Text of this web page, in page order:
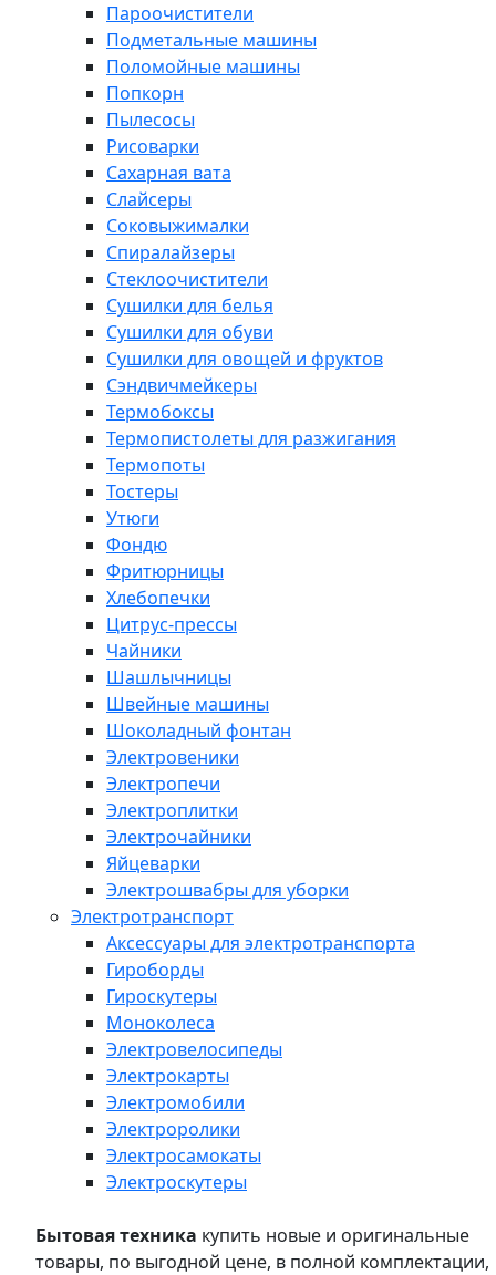
Пароочистители
Подметальные машины
Поломойные машины
Попкорн
Пылесосы
Рисоварки
Сахарная вата
Слайсеры
Соковыжималки
Спиралайзеры
Стеклоочистители
Сушилки для белья
Сушилки для обуви
Сушилки для овощей и фруктов
Сэндвичмейкеры
Термобоксы
Термопистолеты для разжигания
Термопоты
Тостеры
Утюги
Фондю
Фритюрницы
Хлебопечки
Цитрус-прессы
Чайники
Шашлычницы
Швейные машины
Шоколадный фонтан
Электровеники
Электропечи
Электроплитки
Электрочайники
Яйцеварки
Электрошвабры для уборки
Электротранспорт
Аксессуары для электротранспорта
Гироборды
Гироскутеры
Моноколеса
Электровелосипеды
Электрокарты
Электромобили
Электроролики
Электросамокаты
Электроскутеры
Бытовая техника купить новые и оригинальные
товары, по выгодной цене, в полной комплектации,